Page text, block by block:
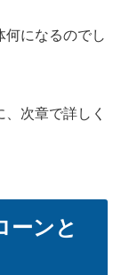
何になるのでし
次章で詳しく
ーンと